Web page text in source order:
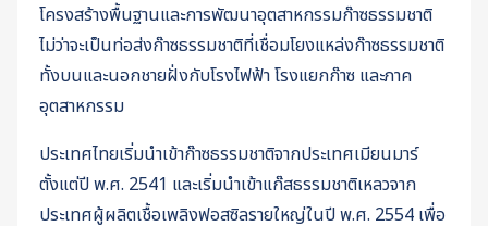
โครงสร้างพื้นฐานและการพัฒนาอุตสาหกรรมก๊าซธรรมชาติ
ไม่ว่าจะเป็นท่อส่งก๊าซธรรมชาติที่เชื่อมโยงแหล่งก๊าซธรรมชาติ
ทั้งบนและนอกชายฝั่งกับโรงไฟฟ้า โรงแยกก๊าซ และภาค
อุตสาหกรรม
ประเทศไทยเริ่มนำเข้าก๊าซธรรมชาติจากประเทศเมียนมาร์
ตั้งแต่ปี พ.ศ. 2541 และเริ่มนำเข้าแก๊สธรรมชาติเหลวจาก
ประเทศผู้ผลิตเชื้อเพลิงฟอสซิลรายใหญ่ในปี พ.ศ. 2554 เพื่อ